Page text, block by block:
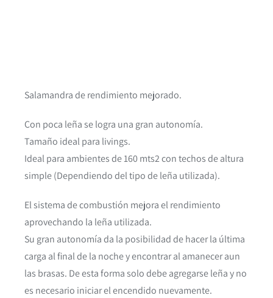
Salamandra de rendimiento mejorado.
Con poca leña se logra una gran autonomía.
Tamaño ideal para livings.
Ideal para ambientes de 160 mts2 con techos de altura
simple (Dependiendo del tipo de leña utilizada).
El sistema de combustión mejora el rendimiento
aprovechando la leña utilizada.
Su gran autonomía da la posibilidad de hacer la última
carga al final de la noche y encontrar al amanecer aun
las brasas. De esta forma solo debe agregarse leña y no
es necesario iniciar el encendido nuevamente.